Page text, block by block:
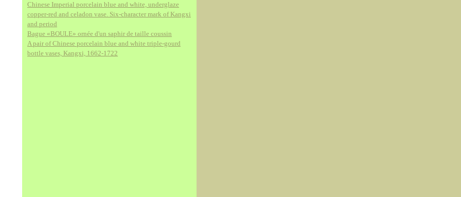
Chinese Imperial porcelain blue and white, underglaze
copper-red and celadon vase. Six-character mark of Kangxi
and period
Bague «BOULE» ornée d'un saphir de taille coussin
A pair of Chinese porcelain blue and white triple-gourd
bottle vases, Kangxi, 1662-1722